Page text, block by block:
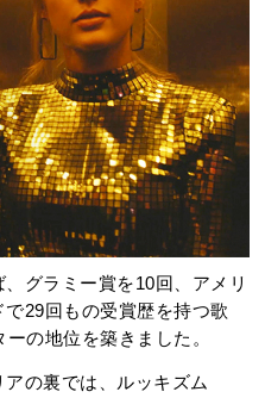
グラミー賞を10回、アメリ
29回もの受賞歴を持つ歌
の地位を築きました。
の裏では、ルッキズム